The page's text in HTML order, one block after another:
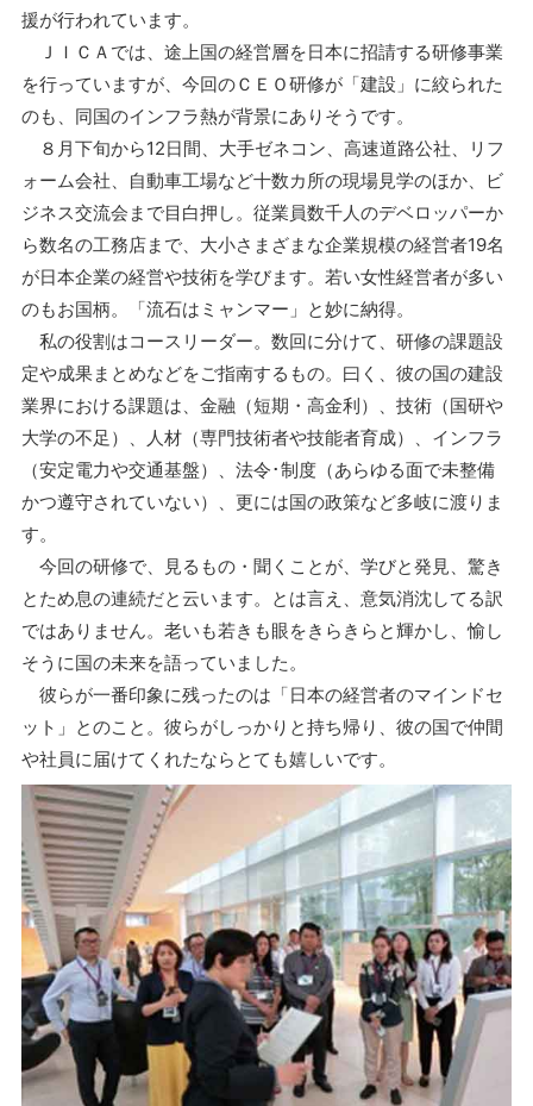
援が行われています。
ＪＩＣＡでは、途上国の経営層を日本に招請する研修事業
を行っていますが、今回のＣＥＯ研修が「建設」に絞られた
のも、同国のインフラ熱が背景にありそうです。
８月下旬から12日間、大手ゼネコン、高速道路公社、リフ
ォーム会社、自動車工場など十数カ所の現場見学のほか、ビ
ジネス交流会まで目白押し。従業員数千人のデベロッパーか
ら数名の工務店まで、大小さまざまな企業規模の経営者19名
が日本企業の経営や技術を学びます。若い女性経営者が多い
のもお国柄。「流石はミャンマー」と妙に納得。
私の役割はコースリーダー。数回に分けて、研修の課題設
定や成果まとめなどをご指南するもの。曰く、彼の国の建設
業界における課題は、金融（短期・高金利）、技術（国研や
大学の不足）、人材（専門技術者や技能者育成）、インフラ
（安定電力や交通基盤）、法令･制度（あらゆる面で未整備
かつ遵守されていない）、更には国の政策など多岐に渡りま
す。
今回の研修で、見るもの・聞くことが、学びと発見、驚き
とため息の連続だと云います。とは言え、意気消沈してる訳
ではありません。老いも若きも眼をきらきらと輝かし、愉し
そうに国の未来を語っていました。
彼らが一番印象に残ったのは「日本の経営者のマインドセ
ット」とのこと。彼らがしっかりと持ち帰り、彼の国で仲間
や社員に届けてくれたならとても嬉しいです。